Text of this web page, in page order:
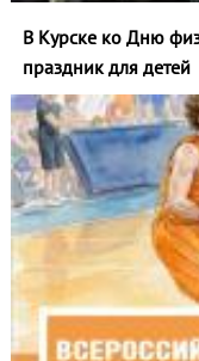
В Курске ко Дню
праздник для детей